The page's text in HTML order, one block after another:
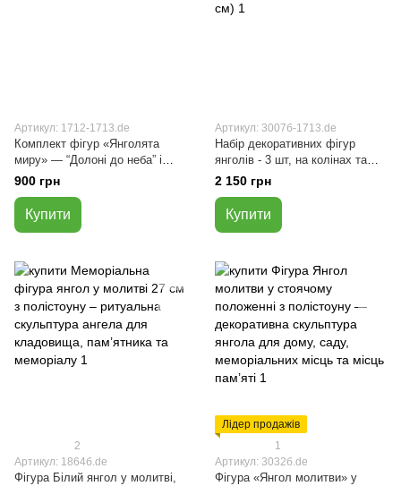
Артикул: 1712-1713.de
Комплект фігур «Янголята
миру» — “Долоні до неба” і
“Разом”, 2 шт, висота 13 см,
полістоун
900 грн
Купити
Артикул: 3007б-1713.de
Набір декоративних фігур
янголів - 3 шт, на колінах та
долоні разом (висота 31 см і
2×13 см)
2 150 грн
Купити
2
Артикул: 1864б.de
Фігура Білий янгол у молитві,
Лідер продажів
1
Артикул: 3032б.de
Фігура «Янгол молитви» у